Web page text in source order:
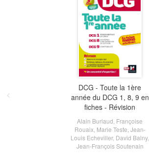
DCG - Toute la 1ère
année du DCG 1, 8, 9 en
fiches - Révision
Alain Burlaud Françoise
Rouaix Marie Teste Jean-
Louis Echeviller, David Balny,
Jean-François Soutenain